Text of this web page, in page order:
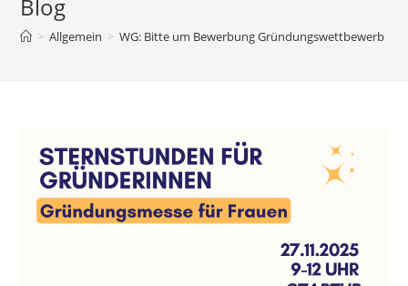
Blog
> Allgemein > WG: Bitte um Bewerbung Gründungswettbewerb